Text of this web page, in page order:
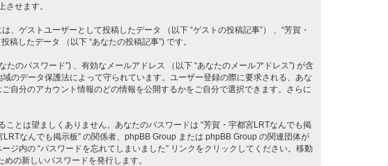
せます。
ゲストユーザーとして投稿したデータ （以下 “ゲストの投稿記事”） 、“芳賀・
したデータ （以下 “あなたの投稿記事”) です。
のパスワード”) 、有効なメールアドレス （以下 “あなたのメールアドレス”) が含
のデータ保護法によって守られています。ユーザー登録の際に要求される、あな
自分のアカウント情報のどの情報を公開するかをご自分で選択できます。さらに
とは望ましくありません。あなたのパスワードは “芳賀・宇都宮LRTなんでも掲
なんでも掲示板” の関係者、phpBB Group または phpBB Group の関連団体が
内の “パスワードを忘れてしまいました” リンクをクリックしてください。移動
の新しいパスワードを発行します。